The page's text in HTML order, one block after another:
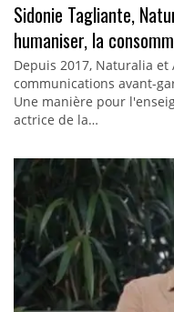
Sidonie Tagliante,
humaniser, la
Depuis 2017, Naturalia
communications avant-
Une manière pour
actrice de la…